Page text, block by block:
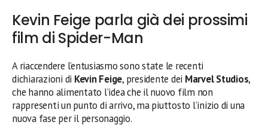
Kevin Feige parla già dei prossimi
film di Spider-Man
A riaccendere l’entusiasmo sono state le recenti
dichiarazioni di Kevin Feige, presidente dei Marvel Studios,
che hanno alimentato l’idea che il nuovo film non
rappresenti un punto di arrivo, ma piuttosto l’inizio di una
nuova fase per il personaggio.